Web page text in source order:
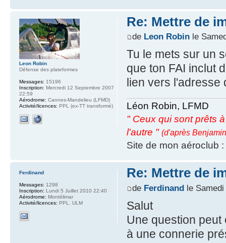
Re: Mettre de
de Leon Robinle
Tu le mets sur un
que ton FAI inclut
lien vers
Léon Robin, LFMD
" Ceux qui sont prêts
l'autre " (d'après
Site de mon aéroclub :
Leon Robin
Défense des plateformes
Messages: 15196
Inscription: Mercredi 12 Septembre 2007
22:59
Aérodrome: Cannes-Mandelieu (LFMD)
Activité/licences: PPL (ex-TT transformé)
Re: Mettre de
de Ferdinandle Samedi
Salut
Une question peut
à une connerie
Ferdinand
Messages: 1298
Inscription: Lundi 5 Juillet 2010 22:40
Aérodrome: Montélimar
Activité/licences: PPL. ULM